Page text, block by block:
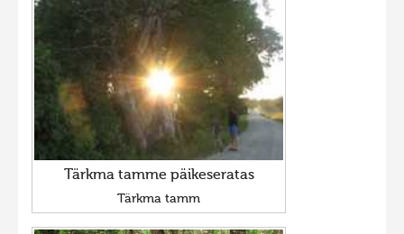
Tärkma tamme päikeseratas
Tärkma tamm